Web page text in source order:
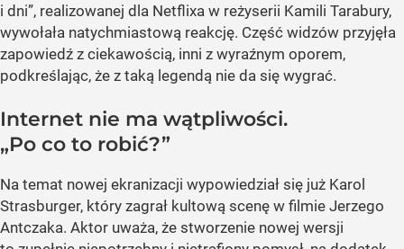
i dni”, realizowanej dla Netflixa w reżyserii Kamili Tarabury,
wywołała natychmiastową reakcję. Część widzów przyjęła
zapowiedź z ciekawością, inni z wyraźnym oporem,
podkreślając, że z taką legendą nie da się wygrać.
Internet nie ma wątpliwości.
„Po co to robić?”
Na temat nowej ekranizacji wypowiedział się już Karol
Strasburger, który zagrał kultową scenę w filmie Jerzego
Antczaka. Aktor uważa, że stworzenie nowej wersji